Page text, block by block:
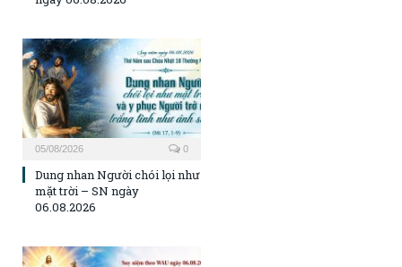
05/08/2026 0
Dung nhan Người chói lọi như
mặt trời – SN ngày
06.08.2026